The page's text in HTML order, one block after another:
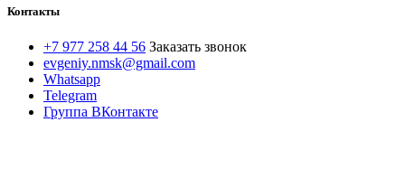
Контакты
+7 977 258 44 56 Заказать звонок
evgeniy.nmsk@gmail.com
Whatsapp
Telegram
Группа ВКонтакте